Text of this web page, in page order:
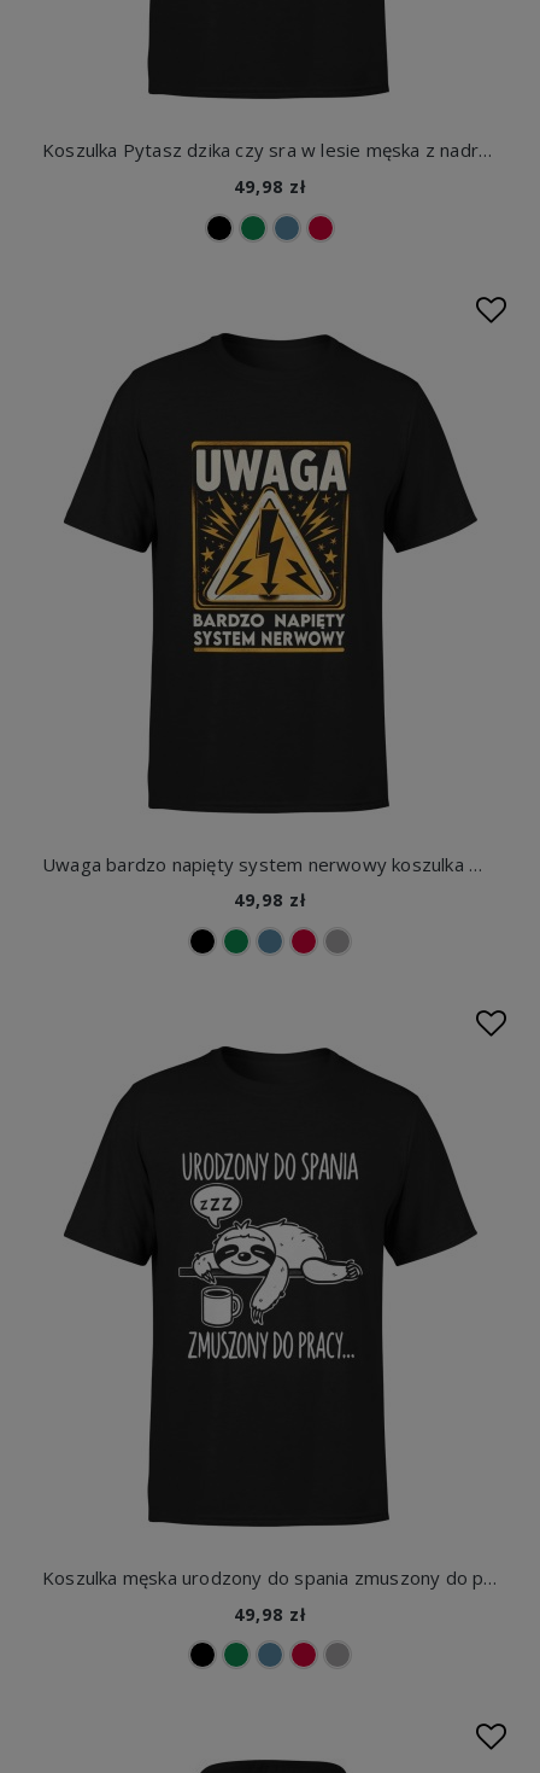
Koszulka Pytasz dzika czy sra w lesie męska z nadrukiem
49,98 zł
Uwaga bardzo napięty system nerwowy koszulka męska
49,98 zł
Koszulka męska urodzony do spania zmuszony do pracy
49,98 zł